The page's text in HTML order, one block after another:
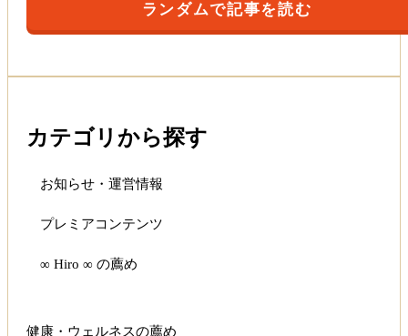
ランダムで記事を読む
カテゴリから探す
お知らせ・運営情報
プレミアコンテンツ
∞ Hiro ∞ の薦め
健康・ウェルネスの薦め